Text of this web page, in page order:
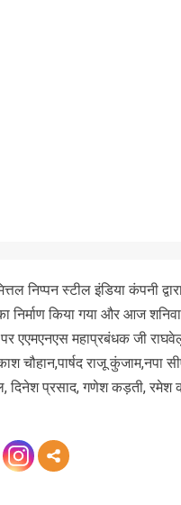
निप्पन स्टील इंडिया कंपनी
किया गया और आज
एएमएनएस महाप्रबंधक जी
चौहान,पार्षद राजू कुंजाम,नपा
दिनेश प्रसाद, गणेश कड़ती, रमेश